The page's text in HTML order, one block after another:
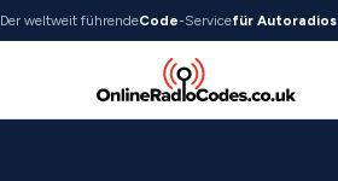
Der weltweit führendeCode-Servicefür Autoradios